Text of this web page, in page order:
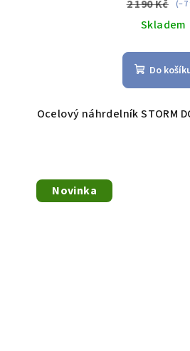
2 190 Kč (–7
Skladem
Do
Ocelový náhrdelník STORM
Novinka